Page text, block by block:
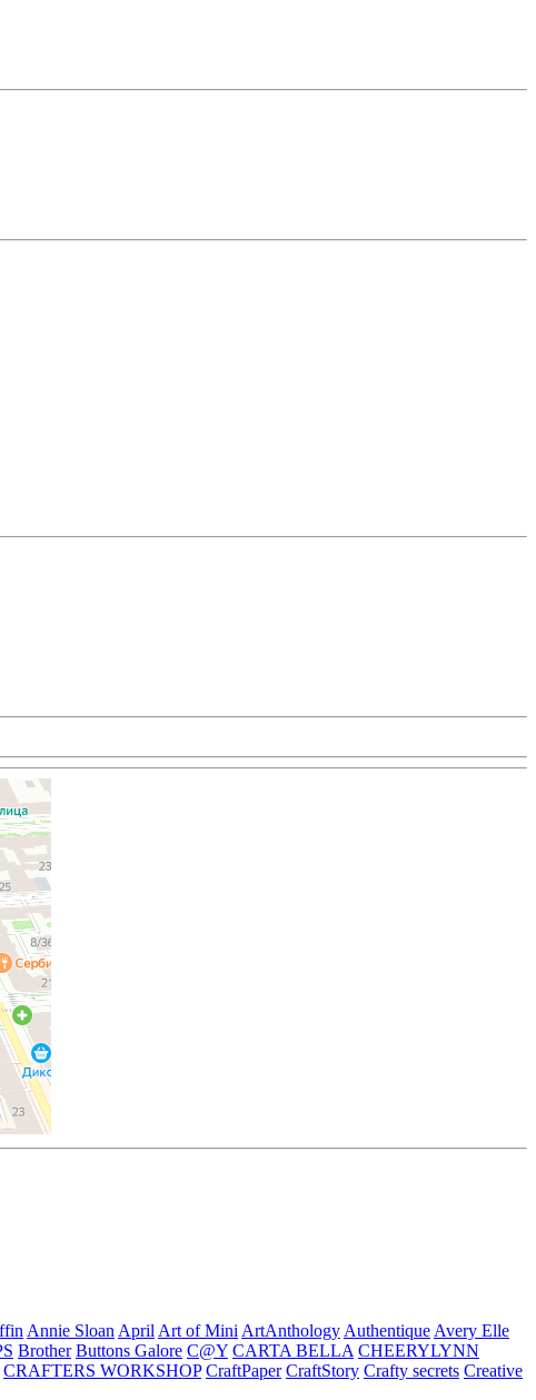
Annie Sloan April Art of Mini ArtAnthology Authentique Avery Elle
Brother Buttons Galore C@Y CARTA BELLA CHEERYLYNN
CRAFTERS WORKSHOP CraftPaper CraftStory Crafty secrets Creative